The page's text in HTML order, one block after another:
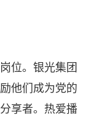
位。银光集团
他们成为党的
享者。热爱播